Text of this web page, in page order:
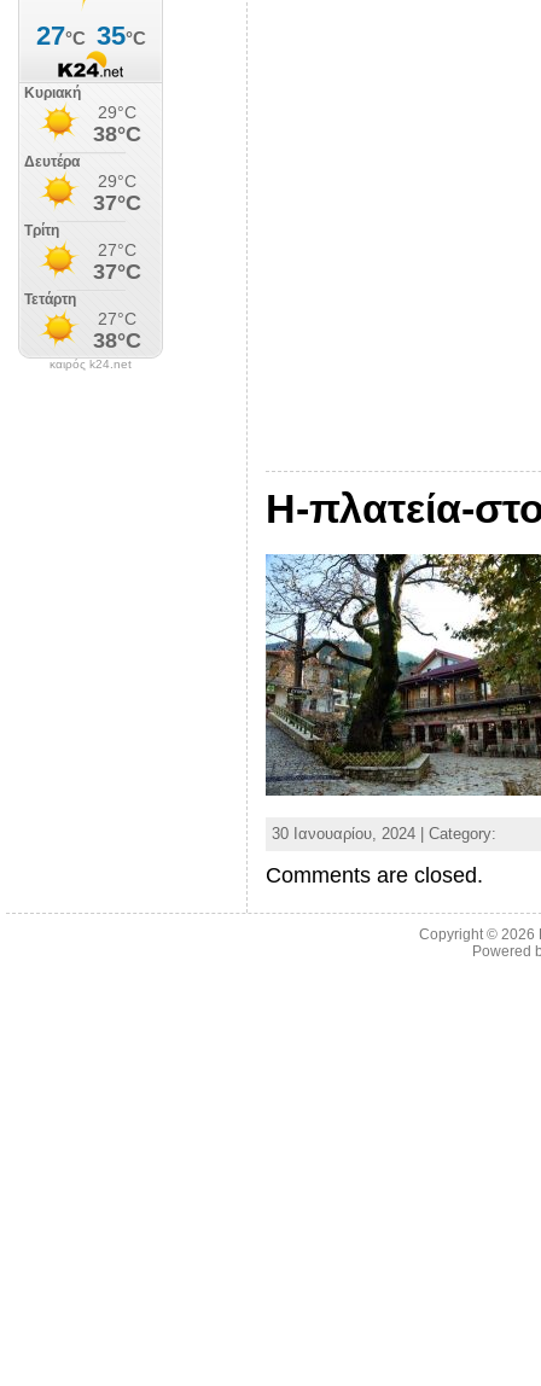
καιρός k24.net
Η-πλατεία-
30 Ιανουαρίου, 2024 | Category:
Comments are closed.
Copyright © 2026
Powered